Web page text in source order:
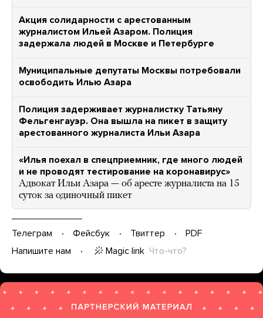
Акция солидарности с арестованным
журналистом Ильей Азаром. Полиция
задержала людей в Москве и Петербурге
Муниципальные депутаты Москвы потребовали
освободить Илью Азара
Полиция задерживает журналистку Татьяну
Фельгенгауэр. Она вышла на пикет в защиту
арестованного журналиста Ильи Азара
«Илья поехал в спецприемник, где много людей
и не проводят тестирование на коронавирус»
Адвокат Ильи Азара — об аресте журналиста на 15
суток за одиночный пикет
Телеграм Фейсбук Твиттер
PDF
Напишите нам
Magic link Что-что?